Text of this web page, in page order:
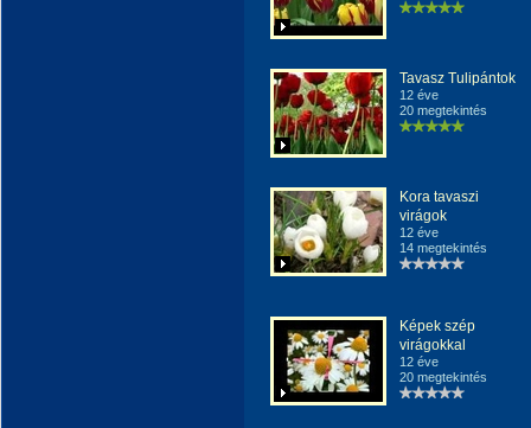
Tavasz Tulipántok
12 éve
20 megtekintés
Kora tavaszi
virágok
12 éve
14 megtekintés
Képek szép
virágokkal
12 éve
20 megtekintés